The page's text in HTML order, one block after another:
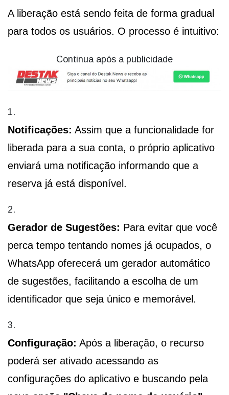
A liberação está sendo feita de forma gradual
para todos os usuários. O processo é intuitivo:
Continua após a publicidade
Notificações: Assim que a funcionalidade for
liberada para a sua conta, o próprio aplicativo
enviará uma notificação informando que a
reserva já está disponível.
Gerador de Sugestões: Para evitar que você
perca tempo tentando nomes já ocupados, o
WhatsApp oferecerá um gerador automático
de sugestões, facilitando a escolha de um
identificador que seja único e memorável.
Configuração: Após a liberação, o recurso
poderá ser ativado acessando as
configurações do aplicativo e buscando pela